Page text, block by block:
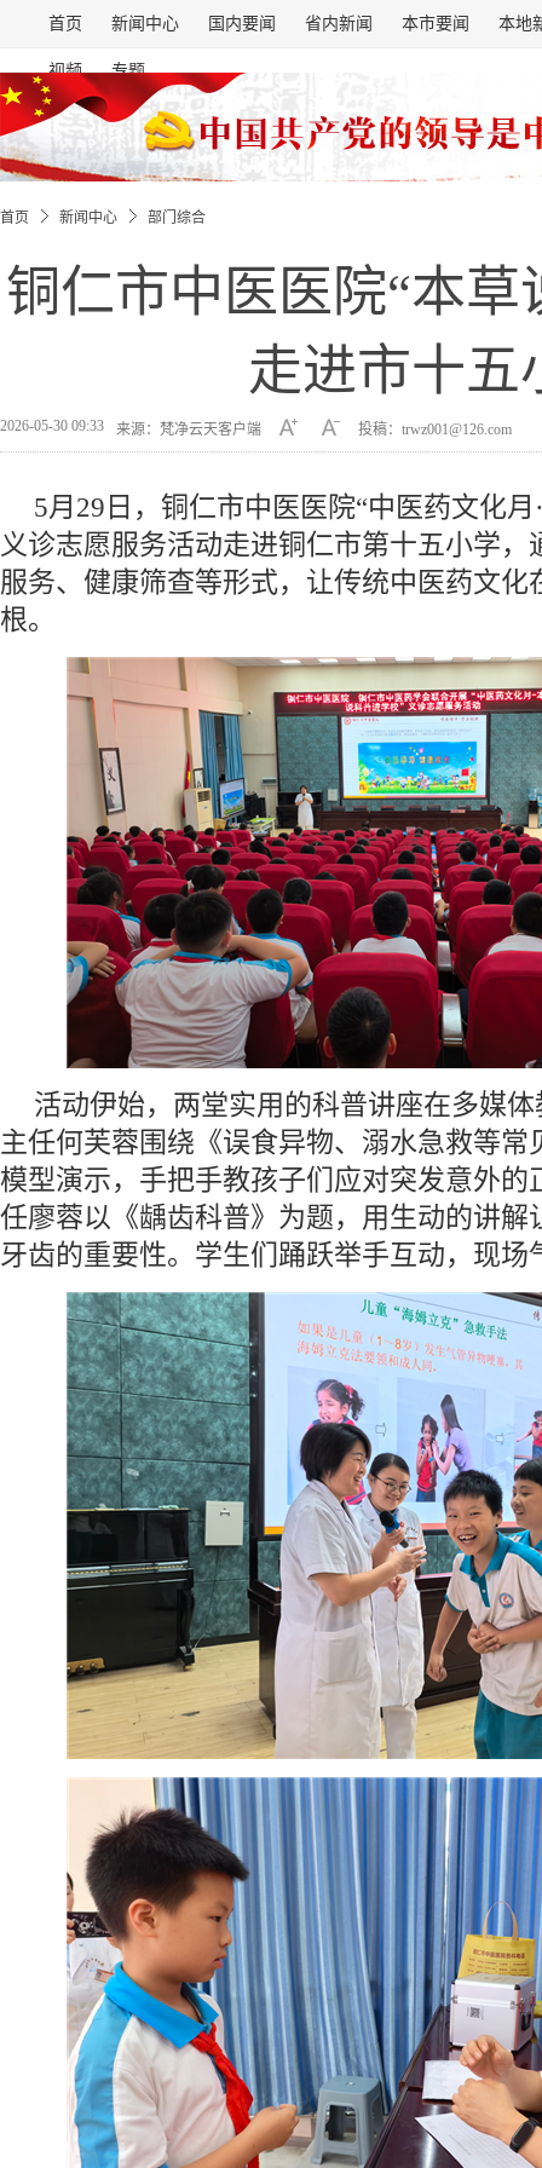
首页 新闻中心 国内要闻 省内新闻 本市要闻 本地
视频 专题
首页 新闻中心 部门综合
铜仁市中医医院“本草
走进市十五
2026-05-30 09:33 来源：梵净云天客户端 投稿：trwz001@126.com
5月29日，铜仁市中医医院“中医药文化
义诊志愿服务活动走进铜仁市第十五小学，
服务、健康筛查等形式，让传统中医药文化
根。
活动伊始，两堂实用的科普讲座在多媒
主任何芙蓉围绕《误食异物、溺水急救等常
模型演示，手把手教孩子们应对突发意外的
任廖蓉以《龋齿科普》为题，用生动的讲解
牙齿的重要性。学生们踊跃举手互动，现场